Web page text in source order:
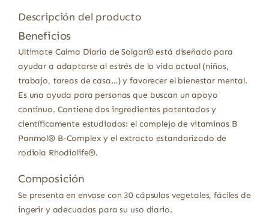
Descripción del producto
Beneficios
Ultimate Calma Diaria de Solgar® está diseñado para
ayudar a adaptarse al estrés de la vida actual (niños,
trabajo, tareas de casa…) y favorecer el bienestar mental.
Es una ayuda para personas que buscan un apoyo
continuo. Contiene dos ingredientes patentados y
científicamente estudiados: el complejo de vitaminas B
Panmol® B-Complex y el extracto estandarizado de
rodiola Rhodiolife®.
Composición
Se presenta en envase con 30 cápsulas vegetales, fáciles de
ingerir y adecuadas para su uso diario.